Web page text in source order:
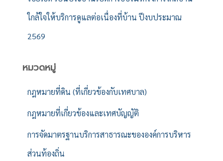
ใกล้ใจให้บริการดูแลต่อเนื่องที่บ้าน ปีงบประมาณ
2569
หมวดหมู่
กฎหมายที่ดิน (ที่เกี่ยวข้องกับเทศบาล)
กฎหมายที่เกี่ยวข้องและเทศบัญญัติ
การจัดมาตรฐานบริการสาธารณะขององค์การบริหาร
ส่วนท้องถิ่น